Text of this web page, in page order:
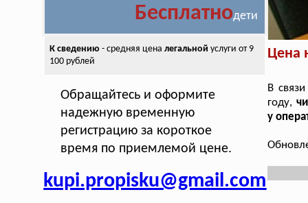
Бесплатнодети
К сведению - средняя цена легальной услуги от 9
100 рублей
Обращайтесь и оформите
надежную временную
регистрацию за короткое
время по приемлемой цене.
kupi.propisku@gmail.com
Цена
В
году,
у